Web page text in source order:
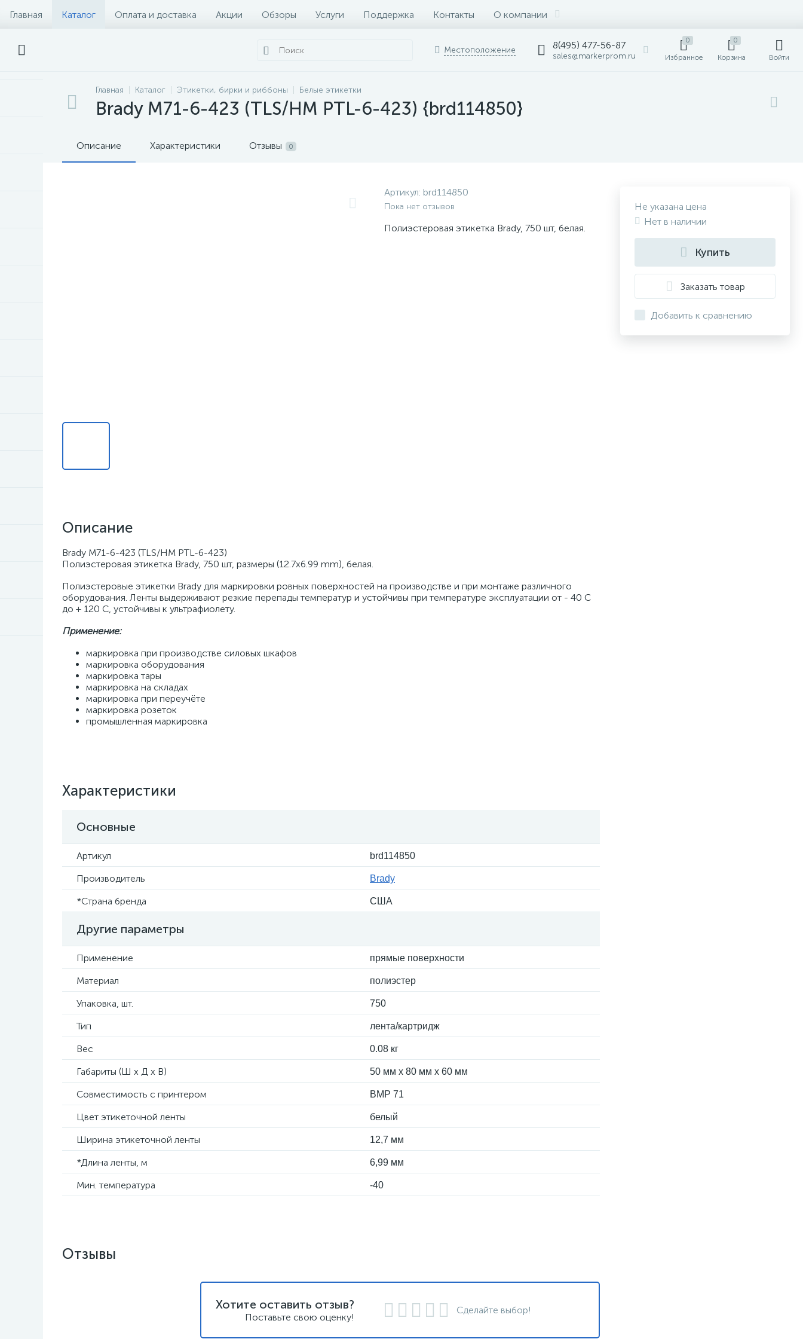
Главная Каталог Оплата и доставка Акции Обзоры Услуги Поддержка Контакты О компании
Местоположение 8(495) 477-56-87
sales@markerprom.ru
0
Избранное
0
Корзина Войти
Главная Каталог Этикетки, бирки и риббоны Белые этикетки
Brady M71-6-423 (TLS/HM PTL-6-423) {brd114850}
Описание Характеристики Отзывы 0
Артикул: brd114850
Пока нет отзывов
Полиэстеровая этикетка Brady, 750 шт, белая.
Описание
Brady M71-6-423 (TLS/HM PTL-6-423)
Полиэстеровая этикетка Brady, 750 шт, размеры (12.7х6.99 mm), белая.
Полиэстеровые этикетки Brady для маркировки ровных поверхностей на производстве и при монтаже различного
оборудования. Ленты выдерживают резкие перепады температур и устойчивы при температуре эксплуатации от - 40 С
до + 120 С, устойчивы к ультрафиолету.
Применение:
маркировка при производстве силовых шкафов
маркировка оборудования
маркировка тары
маркировка на складах
маркировка при переучёте
маркировка розеток
промышленная маркировка
Характеристики
Основные
Артикул brd114850
Производитель Brady
*Страна бренда США
Другие параметры
Применение прямые поверхности
Материал полиэстер
Упаковка, шт. 750
Тип лента/картридж
Вес 0.08 кг
Габариты (Ш х Д х В) 50 мм x 80 мм x 60 мм
Совместимость с принтером BMP 71
Цвет этикеточной ленты белый
Ширина этикеточной ленты 12,7 мм
*Длина ленты, м 6,99 мм
Мин. температура -40
Не указана цена
Нет в наличии
Купить
Заказать товар
Добавить к сравнению
Отзывы
Хотите оставить отзыв?
Поставьте свою оценку!
Сделайте выбор!